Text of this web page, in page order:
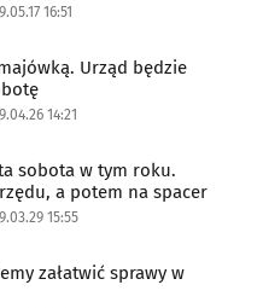
16:51
Urząd będzie
14:21
sobota w tym roku.
a potem na spacer
15:55
załatwić sprawy w